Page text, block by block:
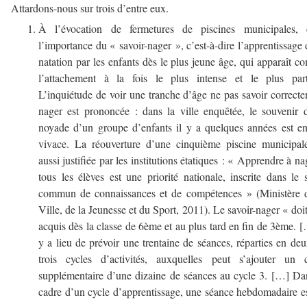
Attardons-nous sur trois d’entre eux.
À l’évocation de fermetures de piscines municipales,
l’importance du « savoir-nager », c’est-à-dire l’apprentissage
natation par les enfants dès le plus jeune âge, qui apparaît
l’attachement à la fois le plus intense et le plus
L’inquiétude de voir une tranche d’âge ne pas savoir
nager est prononcée : dans la ville enquêtée, le souvenir
noyade d’un groupe d’enfants il y a quelques années est
vivace. La réouverture d’une cinquième piscine
aussi justifiée par les institutions étatiques : « Apprendre à
tous les élèves est une priorité nationale, inscrite dans le
commun de connaissances et de compétences » (Ministère
Ville, de la Jeunesse et du Sport, 2011). Le savoir-nager «
acquis dès la classe de 6ème et au plus tard en fin de
y a lieu de prévoir une trentaine de séances, réparties en
trois cycles d’activités, auxquelles peut s’ajouter un
supplémentaire d’une dizaine de séances au cycle 3. […]
cadre d’un cycle d’apprentissage, une séance hebdomadaire